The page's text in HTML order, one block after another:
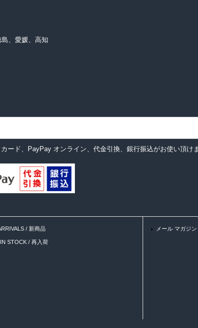
、愛媛、高知
ード、PayPay オンライン、代金引換、銀行振込がお使い頂けま
/ 新商品
STOCK / 再入荷
メール マガジ